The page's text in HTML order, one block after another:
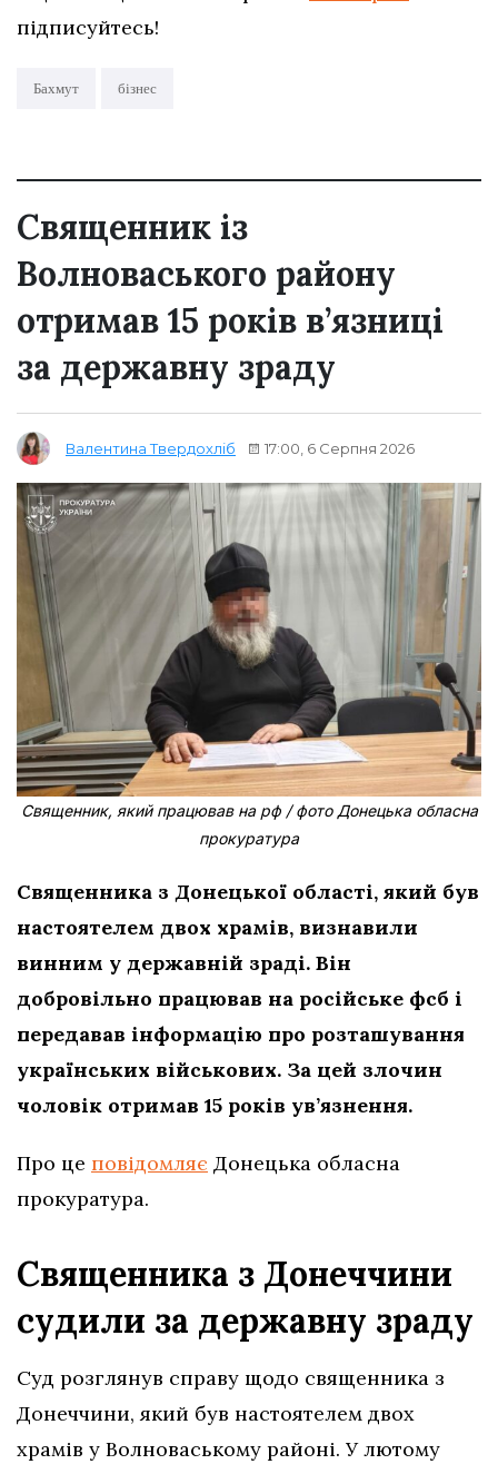
підписуйтесь!
Бахмут бізнес
Священник із
Волноваського району
отримав 15 років в’язниці
за державну зраду
Валентина Твердохліб 17:00, 6 Серпня 2026
Священник, який працював на рф / фото Донецька обласна
прокуратура
Священника з Донецької області, який був
настоятелем двох храмів, визнавили
винним у державній зраді. Він
добровільно працював на російське фсб і
передавав інформацію про розташування
українських військових. За цей злочин
чоловік отримав 15 років ув’язнення.
Про це повідомляє Донецька обласна
прокуратура.
Священника з Донеччини
судили за державну зраду
Суд розглянув справу щодо священника з
Донеччини, який був настоятелем двох
храмів у Волноваському районі. У лютому